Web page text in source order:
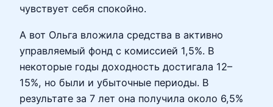
чувствует себя спокойно.
А вот Ольга вложила средства в активно
управляемый фонд с комиссией 1,5%. В
некоторые годы доходность достигала 12–
15%, но были и убыточные периоды. В
результате за 7 лет она получила около 6,5%